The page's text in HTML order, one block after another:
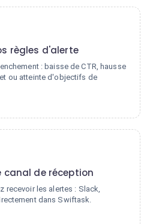
règles d'alerte
: baisse de CTR, hausse
ou atteinte d'objectifs de
canal de réception
recevoir les alertes : Slack,
dans Swiftask.